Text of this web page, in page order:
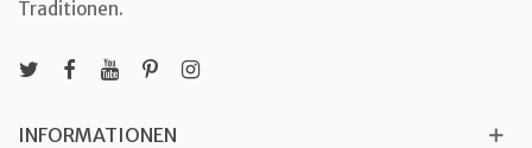
Traditionen.
INFORMATIONEN